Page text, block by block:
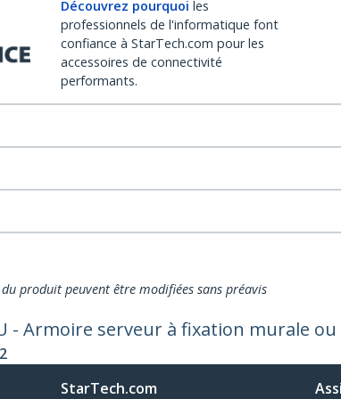
Découvrez pourquoi les
professionnels de l'informatique font
confiance à StarTech.com pour les
accessoires de connectivité
performants.
produit peuvent être modifiées sans préavis
- Armoire serveur à fixation murale
StarTech.com